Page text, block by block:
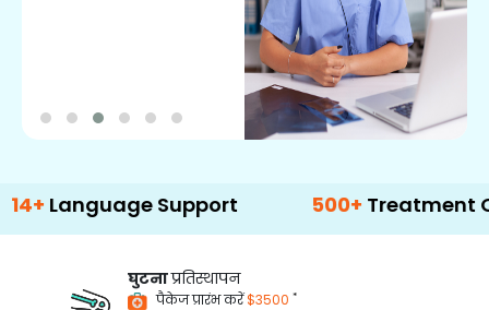
Support 500+ Treatment Options
घुटनाप्रतिस्थापन
पैकेज प्रारंभ करें$3500 *